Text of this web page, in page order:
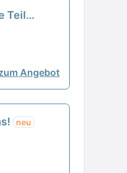
Teil
Angebot
neu